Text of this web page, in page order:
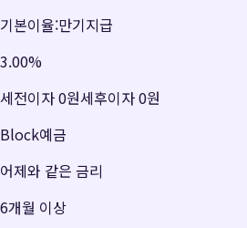
기본이율:만기지급
3.00%
세전이자0원세후이자0원
Block예금
어제와 같은 금리
6개월 이상